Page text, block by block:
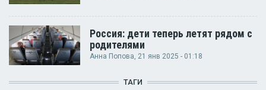
Россия: дети теперь летят рядом с
родителями
Анна Попова, 21 янв 2025 - 01:18
ТАГИ